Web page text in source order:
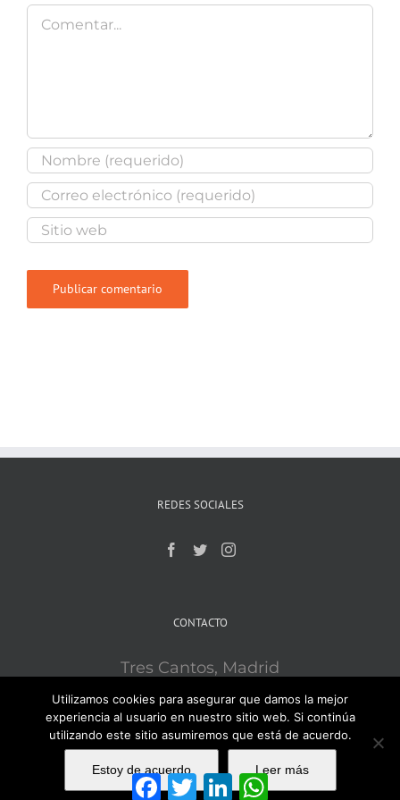
Comentar
REDES SOCIALES
CONTACTO
Tres Cantos, Madrid
Mobile: 609121715
Email:ironsport3c@gmail.com
Facebook
TwitterLinkedIn
WhatsApp
Utilizamos cookies para asegurar que damos la mejor
experiencia al usuario en nuestro sitio web. Si continúa
utilizando este sitio asumiremos que está de acuerdo.
Estoy de acuerdo Leer más